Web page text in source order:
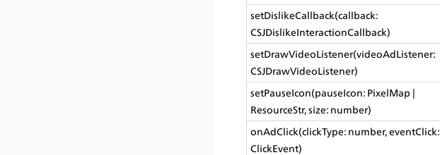
setDislikeCallback(callback:
CSJDislikeInteractionCallback)
setDrawVideoListener(videoAdListener:
CSJDrawVideoListener)
setPauseIcon(pauseIcon: PixelMap |
ResourceStr, size: number)
onAdClick(clickType: number, eventClick:
ClickEvent)